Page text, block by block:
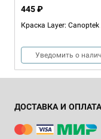
Краска Layer:
445 ₽
Уведомить о
ДОСТАВКА И ОПЛАТА